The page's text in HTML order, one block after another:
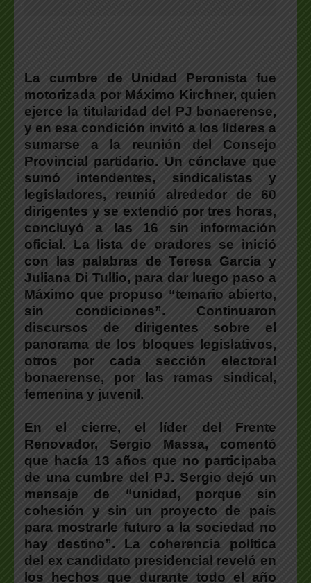
La cumbre de Unidad Peronista fue
motorizada por Máximo Kirchner, quien
ejerce la titularidad del PJ bonaerense,
y en esa condición invitó a los líderes a
sumarse a la reunión del Consejo
Provincial partidario. Un cónclave que
sumó intendentes, sindicalistas y
legisladores, reunió alrededor de 60
dirigentes y se extendió por tres horas,
concluyó a las 16 sin información
oficial. La lista de oradores se inició
con las palabras de Teresa García y
Juliana Di Tullio, para dar luego paso a
Máximo que propuso “temario abierto,
sin condiciones”. Continuaron
discursos de dirigentes sobre el
panorama de los bloques legislativos,
otros por cada sección electoral
bonaerense, por las ramas sindical,
femenina y juvenil.
En el cierre, el líder del Frente
Renovador, Sergio Massa, comentó
que hacía 13 años que no participaba
de una cumbre del PJ. Sergio dejó un
mensaje de “unidad, porque sin
cohesión y sin un proyecto de país
para mostrarle futuro a la sociedad no
hay destino”. La coherencia política
del ex candidato presidencial reveló en
los hechos que durante todo el año